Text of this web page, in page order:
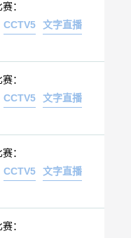
：
CCTV5 文字直播
：
CCTV5 文字直播
：
CCTV5 文字直播
：